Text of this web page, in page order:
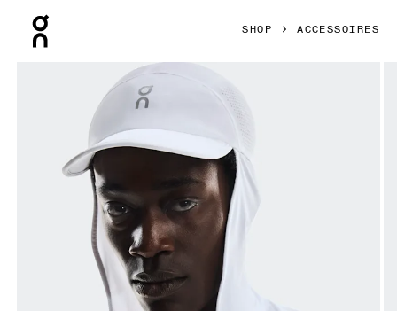
SHOP ACCESSOIRES
Bild 1 von 5 in der Produktgalerie On Solar Cap White